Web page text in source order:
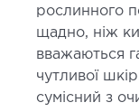
рослинного
щадно, ніж
вважаються
чутливої
сумісний з